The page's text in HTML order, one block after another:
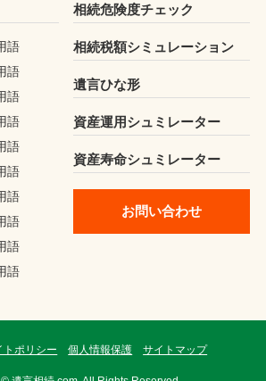
語
語
語
語
語
語
語
語
語
語
相続危険度チェック
相続税額シミュレーション
遺言ひな形
資産運用シュミレーター
資産寿命シュミレーター
お問い合わせ
トポリシー 個人情報保護 サイトマップ